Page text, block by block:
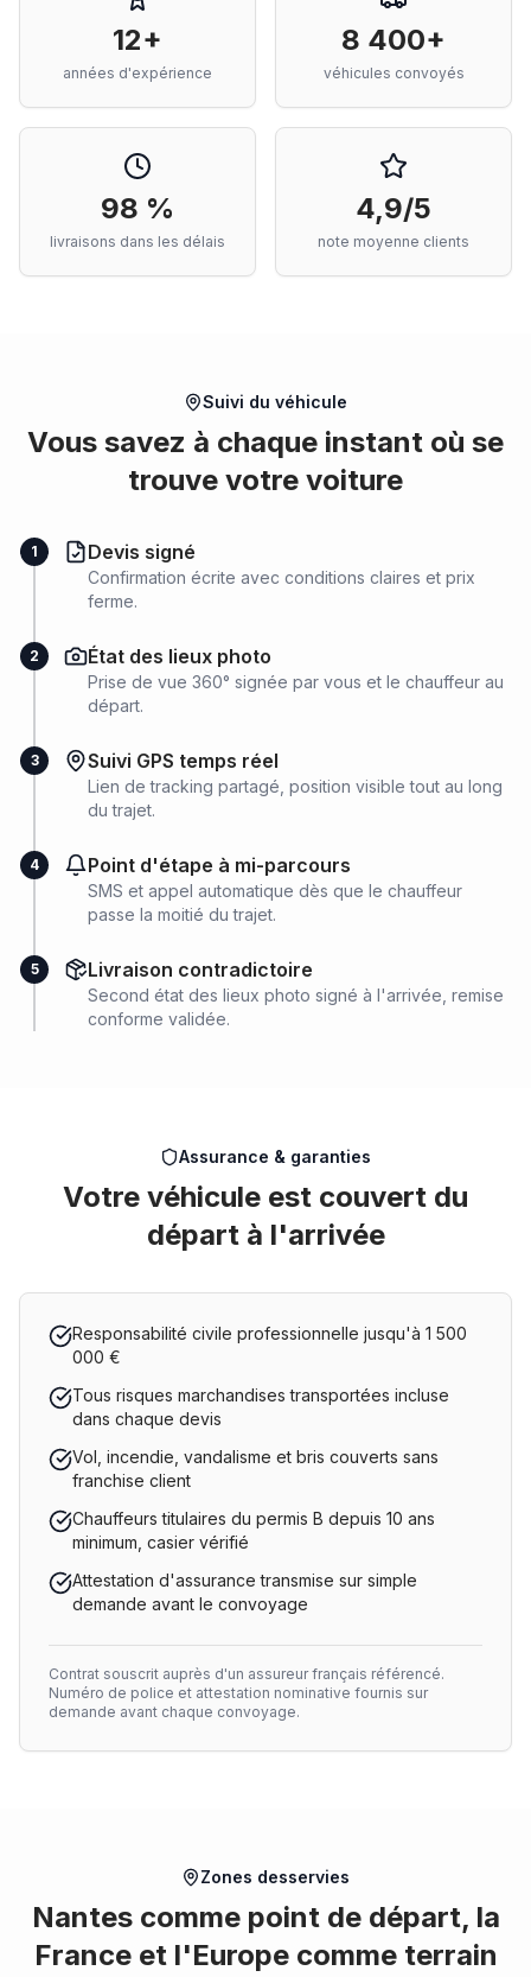
12+
années d'expérience
8 400+
véhicules convoyés
98 %
livraisons dans les délais
4,9/5
note moyenne clients
Suivi du véhicule
Vous savez à chaque instant où se
trouve votre voiture
1 Devis signé
Confirmation écrite avec conditions claires et prix
ferme.
2 État des lieux photo
Prise de vue 360° signée par vous et le chauffeur au
départ.
3 Suivi GPS temps réel
Lien de tracking partagé, position visible tout au long
du trajet.
4 Point d'étape à mi-parcours
SMS et appel automatique dès que le chauffeur
passe la moitié du trajet.
5 Livraison contradictoire
Second état des lieux photo signé à l'arrivée, remise
conforme validée.
Assurance & garanties
Votre véhicule est couvert du
départ à l'arrivée
Responsabilité civile professionnelle jusqu'à 1 500
000 €
Tous risques marchandises transportées incluse
dans chaque devis
Vol, incendie, vandalisme et bris couverts sans
franchise client
Chauffeurs titulaires du permis B depuis 10 ans
minimum, casier vérifié
Attestation d'assurance transmise sur simple
demande avant le convoyage
Contrat souscrit auprès d'un assureur français référencé.
Numéro de police et attestation nominative fournis sur
demande avant chaque convoyage.
Zones desservies
Nantes comme point de départ, la
France et l'Europe comme terrain